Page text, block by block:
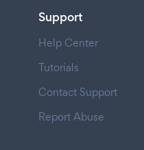
Support
Help Center
Tutorials
Contact Support
Report Abuse